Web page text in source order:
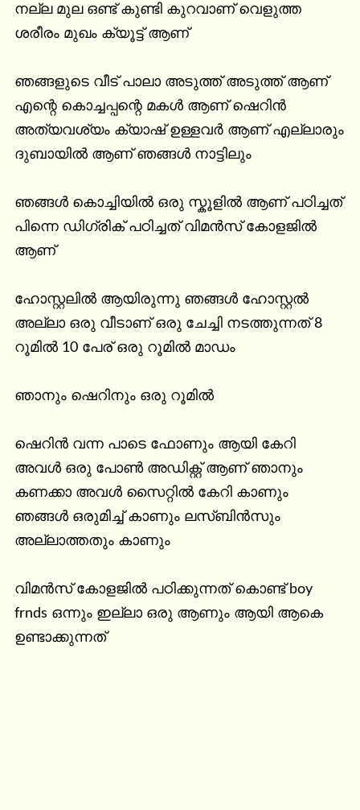
നല്ല മുല ഒണ്ട് കുണ്ടി കുറവാണ് വെളുത്ത
ശരീരം മുഖം ക്യൂട്ട് ആണ്
ഞങ്ങളുടെ വീട്‌ പാലാ അടുത്ത് അടുത്ത് ആണ്
എന്റെ കൊച്ചപ്പന്റെ മകൾ ആണ് ഷെറിൻ
അത്യവശ്യം ക്യാഷ് ഉള്ളവർ ആണ് എല്ലാരും
ദുബായിൽ ആണ് ഞങ്ങൾ നാട്ടിലും
ഞങ്ങൾ കൊച്ചിയിൽ ഒരു സ്കൂളിൽ ആണ് പഠിച്ചത്
പിന്നെ ഡിഗ്രിക് പഠിച്ചത് വിമൻസ് കോളജിൽ
ആണ്
ഹോസ്റ്റലിൽ ആയിരുന്നു ഞങ്ങൾ ഹോസ്റ്റൽ
അല്ലാ ഒരു വീടാണ് ഒരു ചേച്ചി നടത്തുന്നത് 8
റൂമിൽ 10 പേര് ഒരു റൂമിൽ മാഡം
ഞാനും ഷെറിനും ഒരു റൂമിൽ
ഷെറിൻ വന്ന പാടെ ഫോണും ആയി കേറി
അവൾ ഒരു പോൺ അഡിക്റ്റ് ആണ് ഞാനും
കണക്കാ അവൾ സൈറ്റിൽ കേറി കാണും
ഞങ്ങൾ ഒരുമിച്ച് കാണും ലസ്ബിൻസും
അല്ലാത്തതും കാണും
വിമൻസ് കോളജിൽ പഠിക്കുന്നത് കൊണ്ട് boy
frnds ഒന്നും ഇല്ലാ ഒരു ആണും ആയി ആകെ
ഉണ്ടാക്കുന്നത്